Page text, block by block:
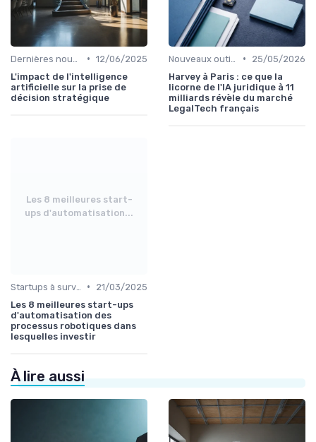
• 12/06/2025
L'impact de l'intelligence
artificielle sur la prise de
décision stratégique
•
25/05/2026
Harvey à Paris : ce que la
licorne de l'IA juridique à 11
milliards révèle du marché
LegalTech français
Les 8 meilleures start-
ups d'automatisation...
•
21/03/2025
Les 8 meilleures start-ups
d'automatisation des
processus robotiques dans
lesquelles investir
À lire aussi